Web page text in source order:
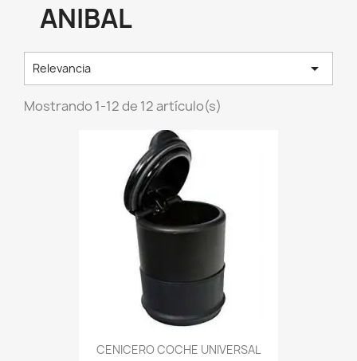
ANIBAL
Relevancia 
Mostrando 1-12 de 12 artículo(s)
CENICERO COCHE UNIVERSAL